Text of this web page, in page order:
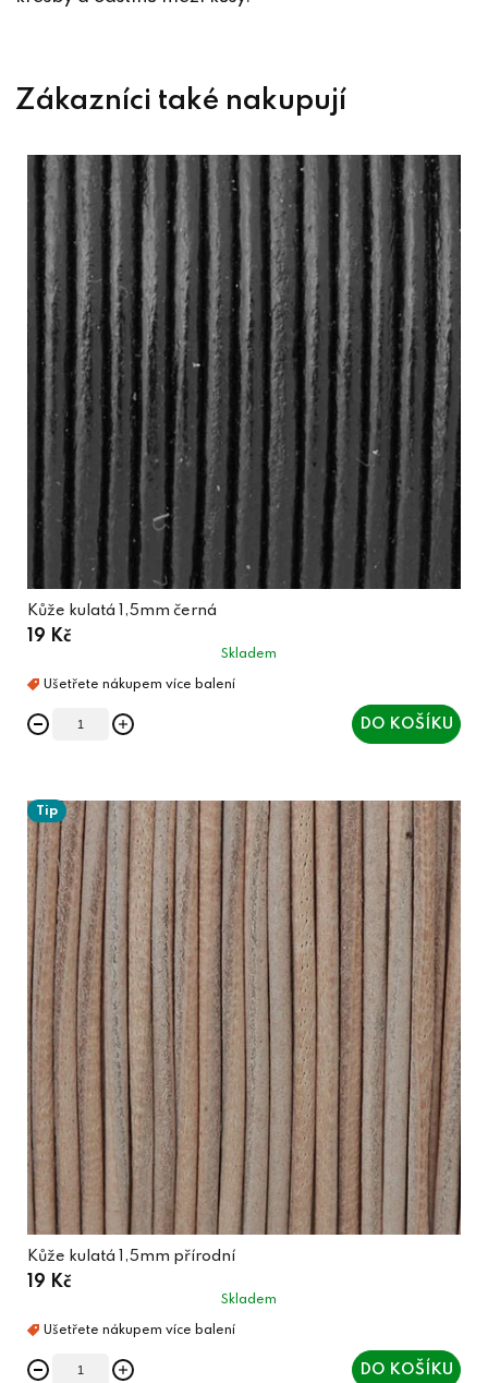
Kůže kulatá 1,5mm černá
19 Kč
Skladem
DO KOŠÍKU
Tip
Kůže kulatá 1,5mm přírodní
19 Kč
Skladem
DO KOŠÍKU